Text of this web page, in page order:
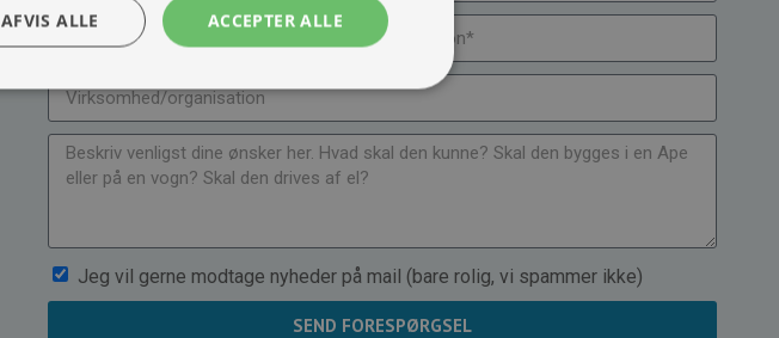
Jeg vil gerne modtage nyheder på mail (bare rolig, vi spammer ikke)
SEND FORESPØRGSEL
ACCEPTER ALLE
AFVIS ALLE